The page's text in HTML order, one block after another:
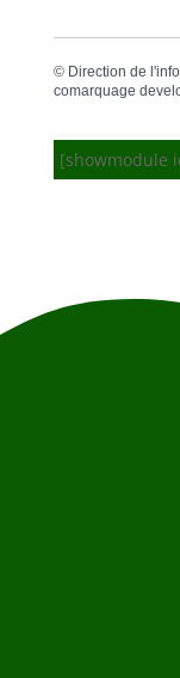
© Direction de
comarquage
[showmodule